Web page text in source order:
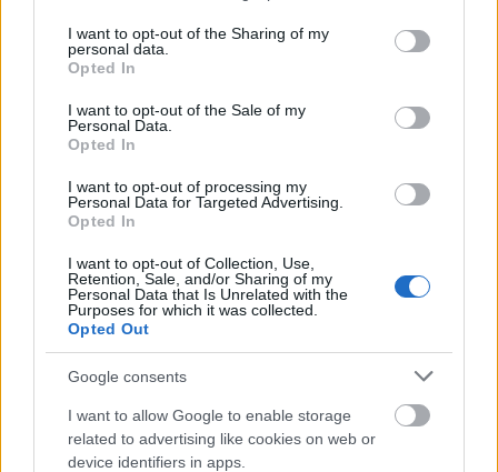
not limited to your visit or usage behaviour. You may click to
grant or deny consent to Google and its third-party tags to
use your data for below specified purposes in below Google
consent section.
I want to opt-out of the Sharing of my
personal data.
Opted In
I want to opt-out of the Sale of my
Personal Data.
Opted In
I want to opt-out of processing my
Personal Data for Targeted Advertising.
Opted In
I want to opt-out of Collection, Use,
Retention, Sale, and/or Sharing of my
Personal Data that Is Unrelated with the
Purposes for which it was collected.
Opted Out
Google consents
I want to allow Google to enable storage
related to advertising like cookies on web or
device identifiers in apps.